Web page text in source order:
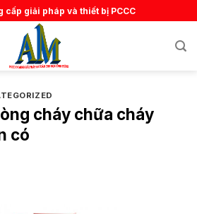
cấp giải pháp và thiết bị PCCC
cháy chữa cháy
có